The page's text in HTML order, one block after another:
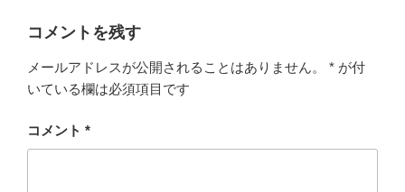
コメントを残す
メールアドレスが公開されることはありません。 * が付
いている欄は必須項目です
コメント *